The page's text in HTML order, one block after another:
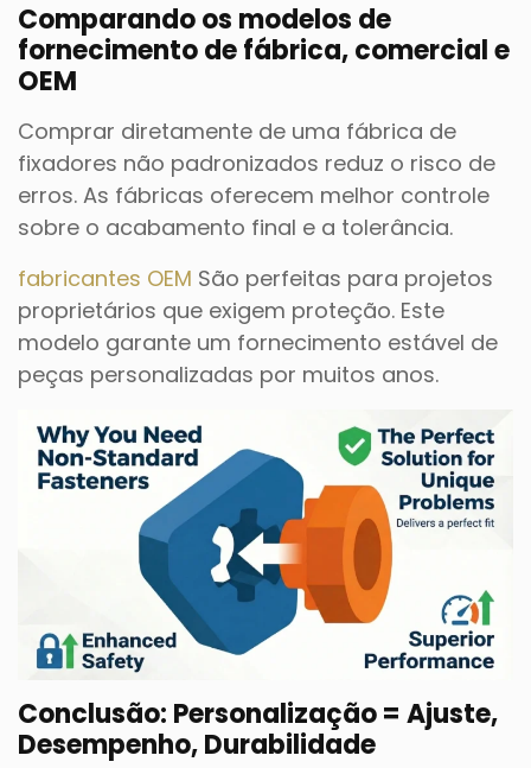
Comparando os modelos de
fornecimento de fábrica, comercial e
OEM
Comprar diretamente de uma fábrica de
fixadores não padronizados reduz o risco de
erros. As fábricas oferecem melhor controle
sobre o acabamento final e a tolerância.
fabricantes OEM São perfeitas para projetos
proprietários que exigem proteção. Este
modelo garante um fornecimento estável de
peças personalizadas por muitos anos.
Conclusão: Personalização = Ajuste,
Desempenho, Durabilidade